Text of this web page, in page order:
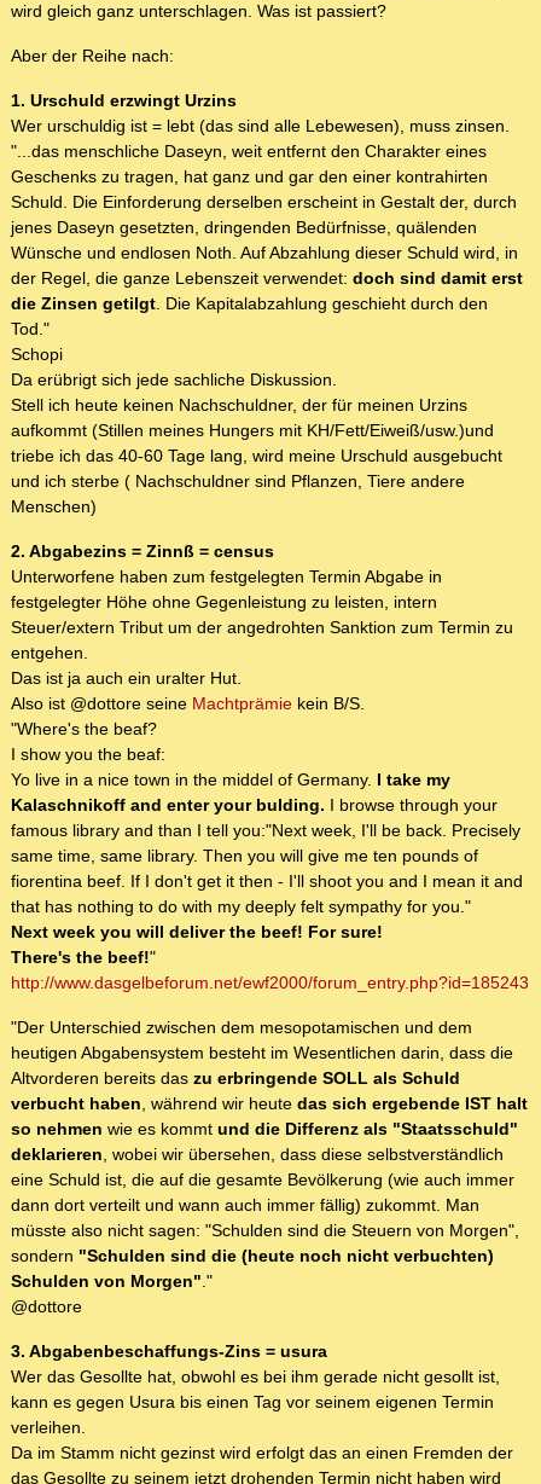
wird gleich ganz unterschlagen. Was ist passiert?
Aber der Reihe nach:
1. Urschuld erzwingt Urzins
Wer urschuldig ist = lebt (das sind alle Lebewesen), muss zinsen.
"...das menschliche Daseyn, weit entfernt den Charakter eines
Geschenks zu tragen, hat ganz und gar den einer kontrahirten
Schuld. Die Einforderung derselben erscheint in Gestalt der, durch
jenes Daseyn gesetzten, dringenden Bedürfnisse, quälenden
Wünsche und endlosen Noth. Auf Abzahlung dieser Schuld wird, in
der Regel, die ganze Lebenszeit verwendet: doch sind damit erst
die Zinsen getilgt. Die Kapitalabzahlung geschieht durch den
Tod."
Schopi
Da erübrigt sich jede sachliche Diskussion.
Stell ich heute keinen Nachschuldner, der für meinen Urzins
aufkommt (Stillen meines Hungers mit KH/Fett/Eiweiß/usw.)und
triebe ich das 40-60 Tage lang, wird meine Urschuld ausgebucht
und ich sterbe ( Nachschuldner sind Pflanzen, Tiere andere
Menschen)
2. Abgabezins = Zinnß = census
Unterworfene haben zum festgelegten Termin Abgabe in
festgelegter Höhe ohne Gegenleistung zu leisten, intern
Steuer/extern Tribut um der angedrohten Sanktion zum Termin zu
entgehen.
Das ist ja auch ein uralter Hut.
Also ist @dottore seine Machtprämie kein B/S.
"Where's the beaf?
I show you the beaf:
Yo live in a nice town in the middel of Germany. I take my
Kalaschnikoff and enter your bulding. I browse through your
famous library and than I tell you:"Next week, I'll be back. Precisely
same time, same library. Then you will give me ten pounds of
fiorentina beef. If I don't get it then - I'll shoot you and I mean it and
that has nothing to do with my deeply felt sympathy for you."
Next week you will deliver the beef! For sure!
There's the beef!"
http://www.dasgelbeforum.net/ewf2000/forum_entry.php?id=185243
"Der Unterschied zwischen dem mesopotamischen und dem
heutigen Abgabensystem besteht im Wesentlichen darin, dass die
Altvorderen bereits das zu erbringende SOLL als Schuld
verbucht haben, während wir heute das sich ergebende IST halt
so nehmen wie es kommt und die Differenz als "Staatsschuld"
deklarieren, wobei wir übersehen, dass diese selbstverständlich
eine Schuld ist, die auf die gesamte Bevölkerung (wie auch immer
dann dort verteilt und wann auch immer fällig) zukommt. Man
müsste also nicht sagen: "Schulden sind die Steuern von Morgen",
sondern "Schulden sind die (heute noch nicht verbuchten)
Schulden von Morgen"."
@dottore
3. Abgabenbeschaffungs-Zins = usura
Wer das Gesollte hat, obwohl es bei ihm gerade nicht gesollt ist,
kann es gegen Usura bis einen Tag vor seinem eigenen Termin
verleihen.
Da im Stamm nicht gezinst wird erfolgt das an einen Fremden der
das Gesollte zu seinem jetzt drohenden Termin nicht haben wird